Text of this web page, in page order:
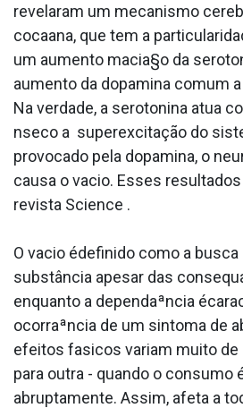
revelaram um mecanismo
cocaa­na, que tem a
um aumento macia§o da
aumento da dopamina comum
Na verdade, a serotonina atua
nseco a superexcitação do
provocado pela dopamina, o
causa o va­cio. Esses
revista Science .
O va­cio édefinido como a
substância apesar das
enquanto a dependaªncia
ocorraªncia de um sintoma de
efeitos fa­sicos variam muito de
para outra - quando o consumo
abruptamente. Assim, afeta a